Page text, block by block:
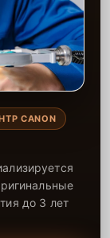
CANON
до 3 лет